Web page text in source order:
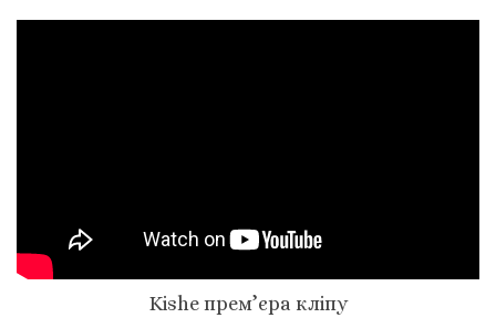
Kishe прем’єра клiпу